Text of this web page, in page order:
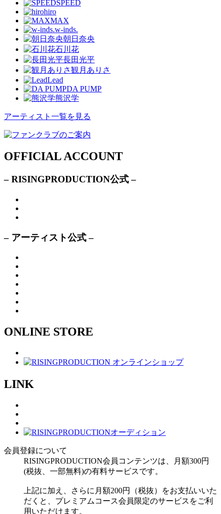
SPEED
hiro
MAX
w-inds.
朝日奈央
石川花
長田光平
観月ありさ
Lead
DA PUMP
熊沢学
アーティスト一覧を見る
OFFICIAL ACCOUNT
– RISINGPRODUCTION公式 –
– アーティスト公式 –
ONLINE STORE
LINK
会員登録について
RISINGPRODUCTION会員コンテンツは、月額300円
(税抜、一部無料)の有料サービスです。
上記に加え、さらに月額200円（税抜）をお支払いいた
だくと、プレミアムコース会員限定のサービスをご利
用いただけます。